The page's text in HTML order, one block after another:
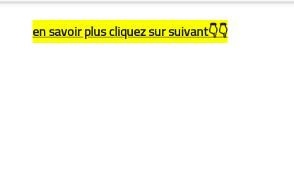
en savoir plus cliquez sur suivant👇👇